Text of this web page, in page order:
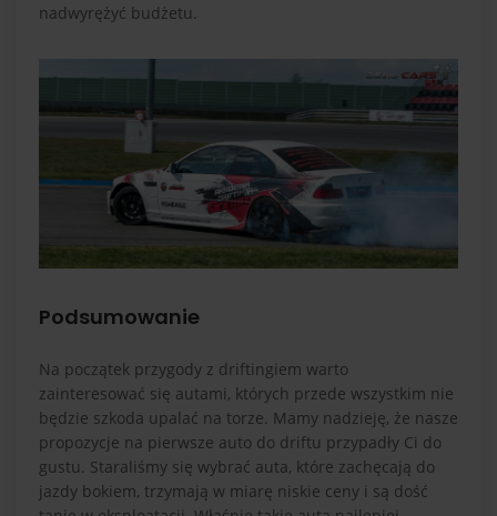
nadwyrężyć budżetu.
Podsumowanie
Na początek przygody z driftingiem warto
zainteresować się autami, których przede wszystkim nie
będzie szkoda upalać na torze. Mamy nadzieję, że nasze
propozycje na pierwsze auto do driftu przypadły Ci do
gustu. Staraliśmy się wybrać auta, które zachęcają do
jazdy bokiem, trzymają w miarę niskie ceny i są dość